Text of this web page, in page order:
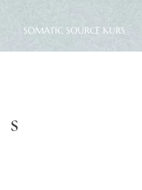
SOMATIC SOURCE KURS